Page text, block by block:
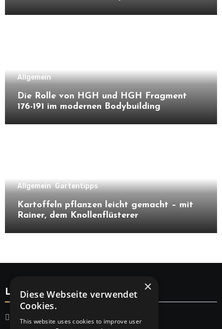
Allgemein
Die Rolle von HGH und HGH Fragment
176-191 im modernen Bodybuilding
Allgemein Gartentipps
Kartoffeln pflanzen leicht gemacht – mit
Rainer, dem Knollenflüsterer
Legal
Startseite
×
Diese Webseite verwendet
Cookies.
This website uses cookies to improve user